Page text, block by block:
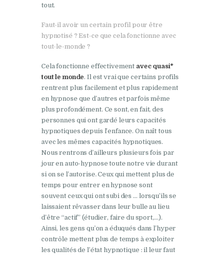
tout.
Faut-il avoir un certain profil pour être
hypnotisé ? Est-ce que cela fonctionne avec
tout-le-monde ?
Cela fonctionne effectivement avec quasi*
tout le monde. Il est vrai que certains profils
rentrent plus facilement et plus rapidement
en hypnose que d’autres et parfois même
plus profondément. Ce sont, en fait, des
personnes qui ont gardé leurs capacités
hypnotiques depuis l’enfance. On naît tous
avec les mêmes capacités hypnotiques.
Nous rentrons d’ailleurs plusieurs fois par
jour en auto-hypnose toute notre vie durant
si on se l’autorise. Ceux qui mettent plus de
temps pour entrer en hypnose sont
souvent ceux qui ont subi des … lorsqu’ils se
laissaient rêvasser dans leur bulle au lieu
d’être “actif” (étudier, faire du sport,…).
Ainsi, les gens qu’on a éduqués dans l’hyper
contrôle mettent plus de temps à exploiter
les qualités de l’état hypnotique : il leur faut